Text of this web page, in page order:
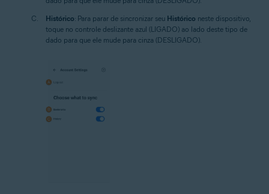
Histórico: Para parar de sincronizar seu Histórico neste dispositivo,
toque no controle deslizante azul (LIGADO) ao lado deste tipo de
dado para que ele mude para cinza (DESLIGADO).